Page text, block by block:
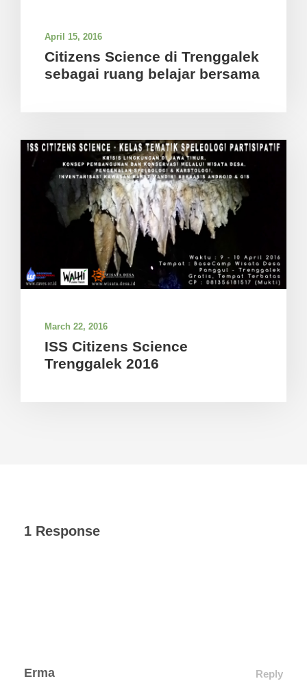
April 15, 2016
Citizens Science di Trenggalek
sebagai ruang belajar bersama
March 22, 2016
ISS Citizens Science
Trenggalek 2016
1 Response
Erma Reply